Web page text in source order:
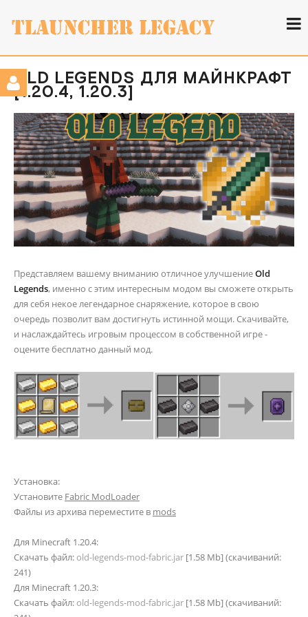
OLD LEGENDS ДЛЯ МАЙНКРАФТ
[1.20.4, 1.20.3]
Представляем вашему вниманию отличное улучшениеOld
Legends, именно с этим интересным модом вы сможете открыть
для себя некое легендарное снаряжение, которое в свою
очередь позволит вам достигнуть истинной мощи. Скачивайте,
и наслаждайтесь игровым процессом в собственной игре -
оцените бесплатно данный мод.
Установка:
Установите Fabric ModLoader
Файлы из архива переместите в mods
Для Minecraft 1.20.4:
Скачать файл: old-legends-mod-fabric.jar
241)
Для Minecraft 1.20.3:
Скачать файл: old-legends-mod-fabric.jar